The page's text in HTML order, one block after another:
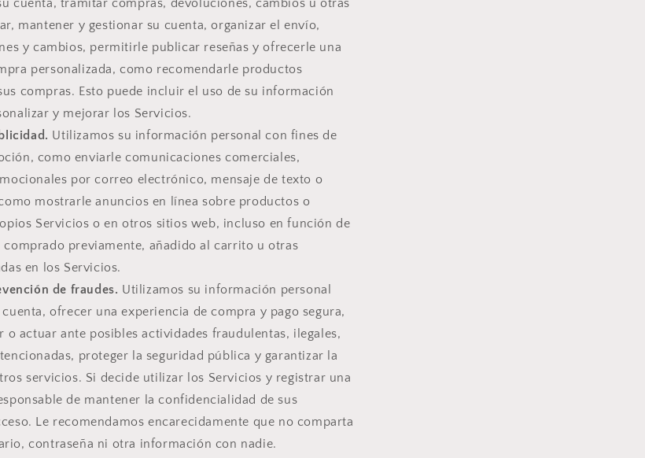
cuenta, tramitar compras, devoluciones, cambios u otras
mantener y gestionar su cuenta, organizar el envío,
y cambios, permitirle publicar reseñas y ofrecerle una
personalizada, como recomendarle productos
compras. Esto puede incluir el uso de su información
y mejorar los Servicios.
Utilizamos su información personal con fines de
como enviarle comunicaciones comerciales,
por correo electrónico, mensaje de texto o
mostrarle anuncios en línea sobre productos o
Servicios o en otros sitios web, incluso en función de
comprado previamente, añadido al carrito u otras
en los Servicios.
de fraudes. Utilizamos su información personal
ofrecer una experiencia de compra y pago segura,
o actuar ante posibles actividades fraudulentas, ilegales,
proteger la seguridad pública y garantizar la
servicios. Si decide utilizar los Servicios y registrar una
de mantener la confidencialidad de sus
Le recomendamos encarecidamente que no comparta
contraseña ni otra información con nadie.